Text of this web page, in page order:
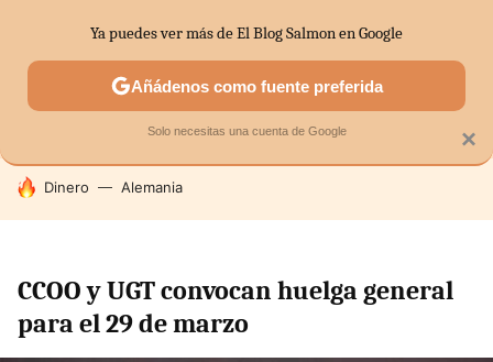
SECTORES ECONOMÍA DOMÉSTICA MERCADOS
HOY SE HABLA DE
Dinero Alemania
CCOO y UGT convocan huelga general
para el 29 de marzo
×
Ya puedes ver más de El Blog Salmon en Google
Añádenos como fuente preferida
Solo necesitas una cuenta de Google